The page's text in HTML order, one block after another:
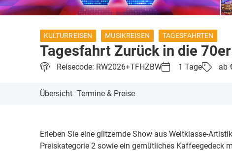
KULTURREISEN MUSIKREISEN TAGESFAHRTEN
Tagesfahrt Zurück in die
Reisecode: RW2026+TFHZBW 1 Tage ab
Übersicht Termine & Preise
Erleben Sie eine glitzernde Show aus Weltklasse-
Preiskategorie 2 sowie ein gemütliches Kaffeegedeck